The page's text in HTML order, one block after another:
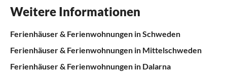
Weitere Informationen
Ferienhäuser & Ferienwohnungen in Schweden
Ferienhäuser & Ferienwohnungen in Mittelschweden
Ferienhäuser & Ferienwohnungen in Dalarna